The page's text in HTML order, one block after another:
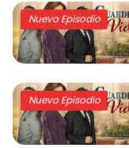
Nuevo Episodio
Nuevo Episodio